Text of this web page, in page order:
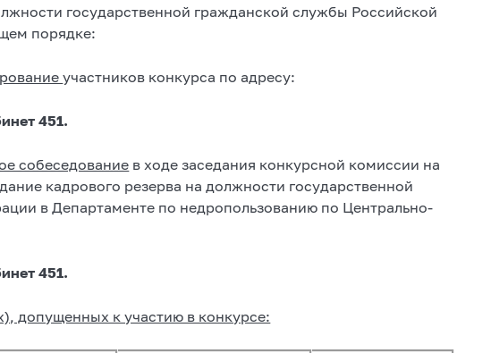
государственной гражданской службы Российской
порядке:
участников конкурса по адресу:
451.
собеседование в ходе заседания конкурсной комиссии на
кадрового резерва на должности государственной
в Департаменте по недропользованию по Центрально-
451.
допущенных к участию в конкурсе: